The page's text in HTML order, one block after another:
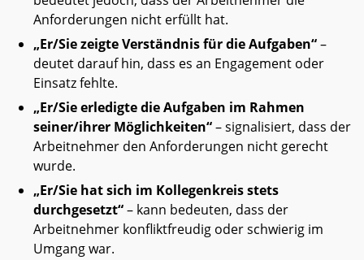
Anforderungen nicht erfüllt hat.
„Er/Sie zeigte Verständnis für die Aufgaben“–
deutet darauf hin, dass es an Engagement oder
Einsatz fehlte.
„Er/Sie erledigte die Aufgaben im Rahmen
seiner/ihrer Möglichkeiten“– signalisiert, dass der
Arbeitnehmer den Anforderungen nicht gerecht
wurde.
„Er/Sie hat sich im Kollegenkreis stets
durchgesetzt“– kann bedeuten, dass der
Arbeitnehmer konfliktfreudig oder schwierig im
Umgang war.